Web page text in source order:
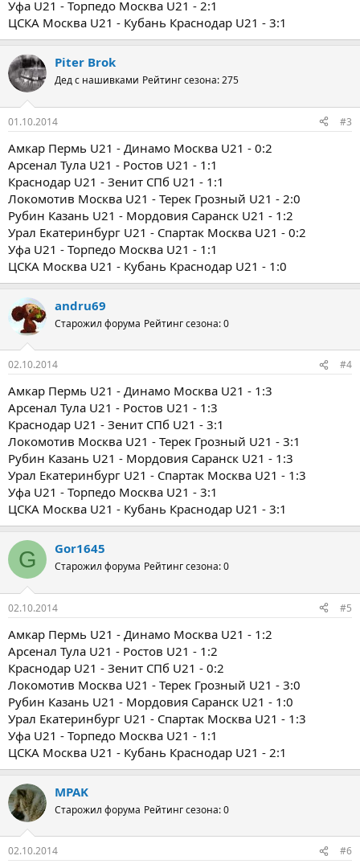
Уфа U21 - Торпедо Москва U21 - 2:1
ЦСКА Москва U21 - Кубань Краснодар U21 - 3:1
Piter Brok
Дед с нашивками Рейтинг сезона: 275
01.10.2014 #3
Амкар Пермь U21 - Динамо Москва U21 - 0:2
Арсенал Тула U21 - Ростов U21 - 1:1
Краснодар U21 - Зенит СПб U21 - 1:1
Локомотив Москва U21 - Терек Грозный U21 - 2:0
Рубин Казань U21 - Мордовия Саранск U21 - 1:2
Урал Екатеринбург U21 - Спартак Москва U21 - 0:2
Уфа U21 - Торпедо Москва U21 - 1:1
ЦСКА Москва U21 - Кубань Краснодар U21 - 1:0
andru69
Старожил форума Рейтинг сезона: 0
02.10.2014 #4
Амкар Пермь U21 - Динамо Москва U21 - 1:3
Арсенал Тула U21 - Ростов U21 - 1:3
Краснодар U21 - Зенит СПб U21 - 3:1
Локомотив Москва U21 - Терек Грозный U21 - 3:1
Рубин Казань U21 - Мордовия Саранск U21 - 1:3
Урал Екатеринбург U21 - Спартак Москва U21 - 1:3
Уфа U21 - Торпедо Москва U21 - 3:1
ЦСКА Москва U21 - Кубань Краснодар U21 - 3:1
G Gor1645
Старожил форума Рейтинг сезона: 0
02.10.2014 #5
Амкар Пермь U21 - Динамо Москва U21 - 1:2
Арсенал Тула U21 - Ростов U21 - 1:2
Краснодар U21 - Зенит СПб U21 - 0:2
Локомотив Москва U21 - Терек Грозный U21 - 3:0
Рубин Казань U21 - Мордовия Саранск U21 - 1:0
Урал Екатеринбург U21 - Спартак Москва U21 - 1:3
Уфа U21 - Торпедо Москва U21 - 1:1
ЦСКА Москва U21 - Кубань Краснодар U21 - 2:1
MPAK
Старожил форума Рейтинг сезона: 0
02.10.2014 #6